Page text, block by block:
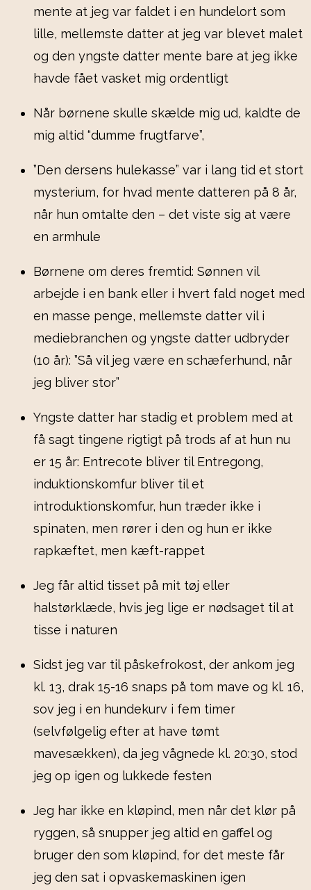
mente at jeg var faldet i en hundelort som
lille, mellemste datter at jeg var blevet malet
og den yngste datter mente bare at jeg ikke
havde fået vasket mig ordentligt
Når børnene skulle skælde mig ud, kaldte de
mig altid “dumme frugtfarve”,
”Den dersens hulekasse” var i lang tid et stort
mysterium, for hvad mente datteren på 8 år,
når hun omtalte den – det viste sig at være
en armhule
Børnene om deres fremtid: Sønnen vil
arbejde i en bank eller i hvert fald noget med
en masse penge, mellemste datter vil i
mediebranchen og yngste datter udbryder
(10 år): ”Så vil jeg være en schæferhund, når
jeg bliver stor”
Yngste datter har stadig et problem med at
få sagt tingene rigtigt på trods af at hun nu
er 15 år: Entrecote bliver til Entregong,
induktionskomfur bliver til et
introduktionskomfur, hun træder ikke i
spinaten, men rører i den og hun er ikke
rapkæftet, men kæft-rappet
Jeg får altid tisset på mit tøj eller
halstørklæde, hvis jeg lige er nødsaget til at
tisse i naturen
Sidst jeg var til påskefrokost, der ankom jeg
kl. 13, drak 15-16 snaps på tom mave og kl. 16,
sov jeg i en hundekurv i fem timer
(selvfølgelig efter at have tømt
mavesækken), da jeg vågnede kl. 20:30, stod
jeg op igen og lukkede festen
Jeg har ikke en kløpind, men når det klør på
ryggen, så snupper jeg altid en gaffel og
bruger den som kløpind, for det meste får
jeg den sat i opvaskemaskinen igen